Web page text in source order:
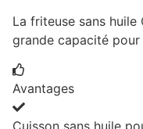
La friteuse sans huile
grande capacité
Avantages